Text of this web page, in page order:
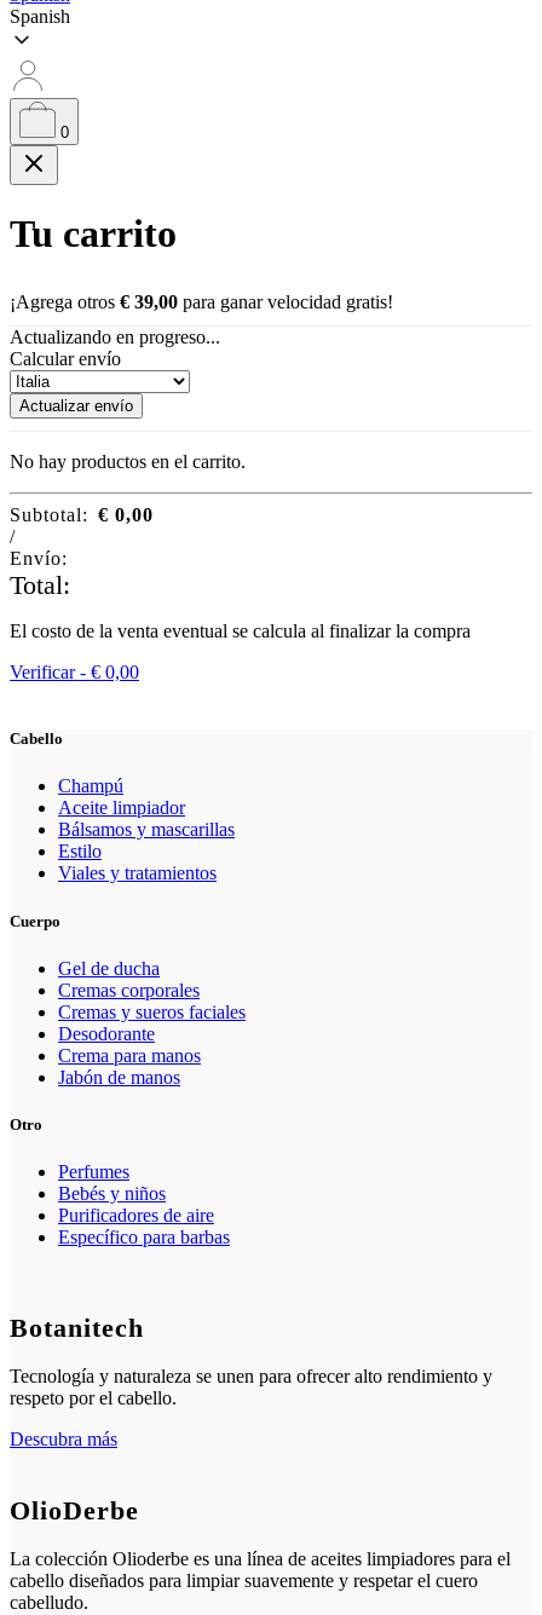
Spanish
0
Tu carrito
¡Agrega otros € 39,00 para ganar velocidad gratis!
Actualizando en progreso...
Calcular envío
Actualizar envío
No hay productos en el carrito.
Subtotal: € 0,00
/
Envío:
Total:
El costo de la venta eventual se calcula al finalizar la compra
Verificar - € 0,00
Cabello
Champú
Aceite limpiador
Bálsamos y mascarillas
Estilo
Viales y tratamientos
Cuerpo
Gel de ducha
Cremas corporales
Cremas y sueros faciales
Desodorante
Crema para manos
Jabón de manos
Otro
Perfumes
Bebés y niños
Purificadores de aire
Específico para barbas
Botanitech
Tecnología y naturaleza se unen para ofrecer alto rendimiento y
respeto por el cabello.
Descubra más
OlioDerbe
La colección Olioderbe es una línea de aceites limpiadores para el
cabello diseñados para limpiar suavemente y respetar el cuero
cabelludo.